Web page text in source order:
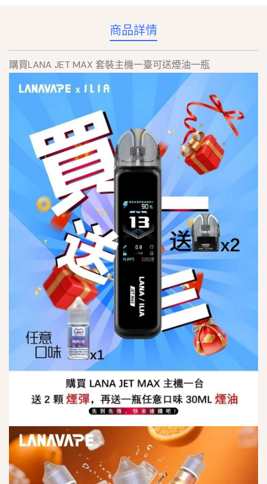
商品詳情
購買LANA JET MAX 套裝主機一臺可送煙油一瓶